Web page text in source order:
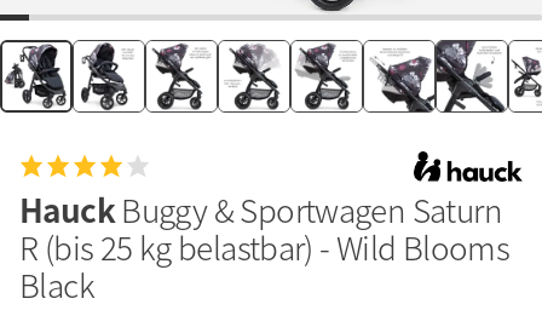
HauckBuggy & Sportwagen Saturn
R (bis 25 kg belastbar) - Wild Blooms
Black